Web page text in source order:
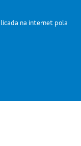
na internet pola